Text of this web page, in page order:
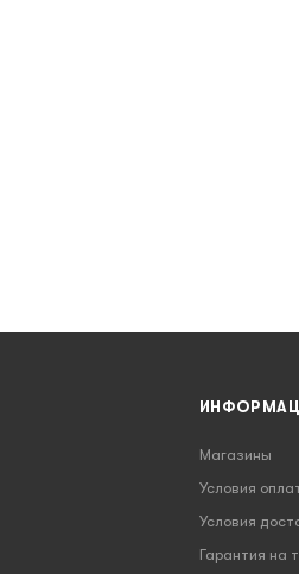
Магазины
Условия
Условия
Гарантия на